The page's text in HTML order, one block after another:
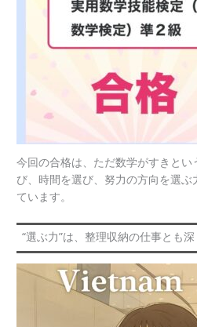
今回の合格は、ただ数学がすきと
び、時間を選び、努力の方向を選
ています。
“選ぶ力”は、整理収納の仕事とも